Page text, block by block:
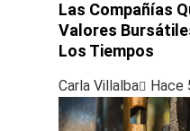
Las Compañías
Valores
Los Tiempos
Carla Villalba Hace